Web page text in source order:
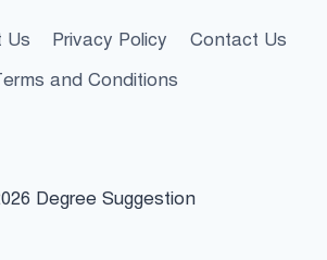
Us Privacy Policy
Contact Us
and Conditions
Degree Suggestion